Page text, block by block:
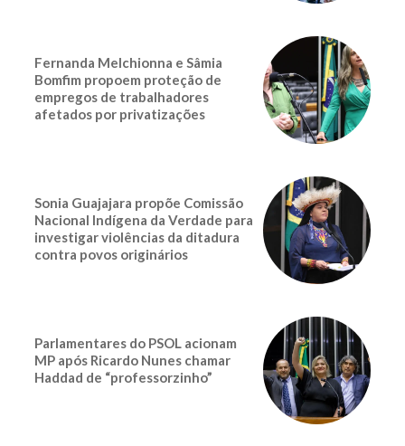
Fernanda Melchionna e Sâmia
Bomfim propoem proteção de
empregos de trabalhadores
afetados por privatizações
Sonia Guajajara propõe Comissão
Nacional Indígena da Verdade para
investigar violências da ditadura
contra povos originários
Parlamentares do PSOL acionam
MP após Ricardo Nunes chamar
Haddad de “professorzinho”